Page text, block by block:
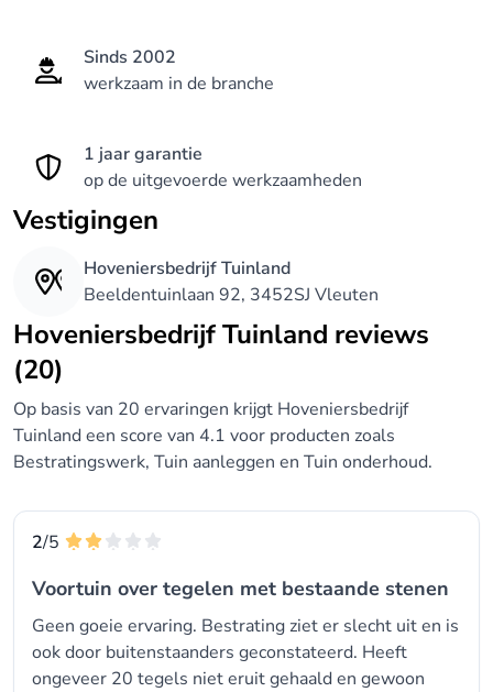
Sinds 2002
werkzaam in de branche
1 jaar garantie
op de uitgevoerde werkzaamheden
Vestigingen
Hoveniersbedrijf Tuinland
Beeldentuinlaan 92, 3452SJ Vleuten
Hoveniersbedrijf Tuinland reviews
(20)
Op basis van 20 ervaringen krijgt Hoveniersbedrijf
Tuinland een score van 4.1 voor producten zoals
Bestratingswerk, Tuin aanleggen en Tuin onderhoud.
2/5
Voortuin over tegelen met bestaande stenen
Geen goeie ervaring. Bestrating ziet er slecht uit en is
ook door buitenstaanders geconstateerd. Heeft
ongeveer 20 tegels niet eruit gehaald en gewoon